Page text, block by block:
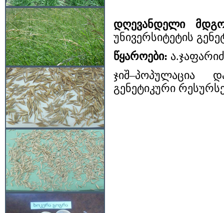
დღევანდელი
უნივერსიტეტის
წყაროები:
ჯიშ–პოპულაცია
გენეტიკური